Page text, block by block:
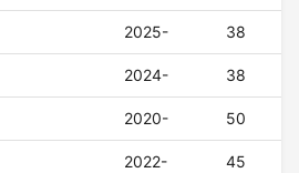
2025- 38
2024- 38
2020- 50
2022- 45